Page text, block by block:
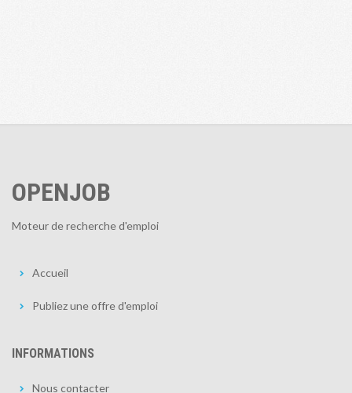
OPENJOB
Moteur de recherche d'emploi
Accueil
Publiez une offre d'emploi
INFORMATIONS
Nous contacter